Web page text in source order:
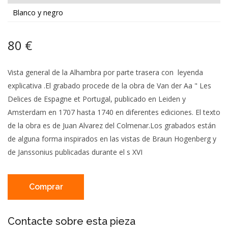
Blanco y negro
80 €
Vista general de la Alhambra por parte trasera con leyenda
explicativa .El grabado procede de la obra de Van der Aa " Les
Delices de Espagne et Portugal, publicado en Leiden y
Amsterdam en 1707 hasta 1740 en diferentes ediciones. El texto
de la obra es de Juan Alvarez del Colmenar.Los grabados están
de alguna forma inspirados en las vistas de Braun Hogenberg y
de Janssonius publicadas durante el s XVI
Comprar
Contacte sobre esta pieza